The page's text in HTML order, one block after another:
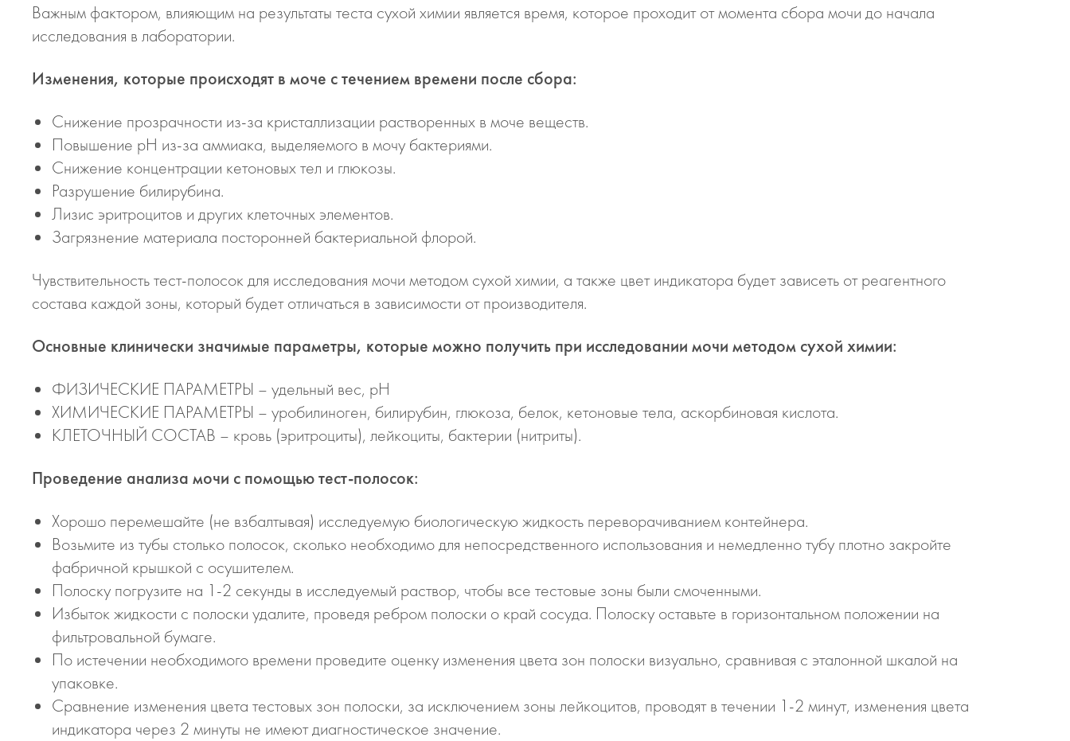
Важным фактором, влияющим на результаты теста сухой химии является время, которое проходит от момента сбора мочи до начала
исследования в лаборатории.
Изменения, которые происходят в моче с течением времени после сбора:
Снижение прозрачности из-за кристаллизации растворенных в моче веществ.
Повышение рН из-за аммиака, выделяемого в мочу бактериями.
Снижение концентрации кетоновых тел и глюкозы.
Разрушение билирубина.
Лизис эритроцитов и других клеточных элементов.
Загрязнение материала посторонней бактериальной флорой.
Чувствительность тест-полосок для исследования мочи методом сухой химии, а также цвет индикатора будет зависеть от реагентного
состава каждой зоны, который будет отличаться в зависимости от производителя.
Основные клинически значимые параметры, которые можно получить при исследовании мочи методом сухой химии:
ФИЗИЧЕСКИЕ ПАРАМЕТРЫ – удельный вес, рН
ХИМИЧЕСКИЕ ПАРАМЕТРЫ – уробилиноген, билирубин, глюкоза, белок, кетоновые тела, аскорбиновая кислота.
КЛЕТОЧНЫЙ СОСТАВ – кровь (эритроциты), лейкоциты, бактерии (нитриты).
Проведение анализа мочи с помощью тест-полосок:
Хорошо перемешайте (не взбалтывая) исследуемую биологическую жидкость переворачиванием контейнера.
Возьмите из тубы столько полосок, сколько необходимо для непосредственного использования и немедленно тубу плотно закройте
фабричной крышкой с осушителем.
Полоску погрузите на 1-2 секунды в исследуемый раствор, чтобы все тестовые зоны были смоченными.
Избыток жидкости с полоски удалите, проведя ребром полоски о край сосуда. Полоску оставьте в горизонтальном положении на
фильтровальной бумаге.
По истечении необходимого времени проведите оценку изменения цвета зон полоски визуально, сравнивая с эталонной шкалой на
упаковке.
Сравнение изменения цвета тестовых зон полоски, за исключением зоны лейкоцитов, проводят в течении 1-2 минут, изменения цвета
индикатора через 2 минуты не имеют диагностическое значение.